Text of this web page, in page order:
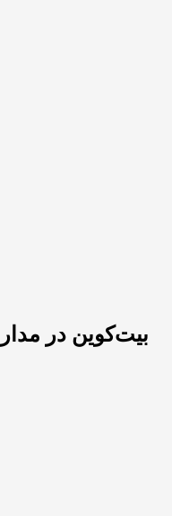
بیت‌کوین در مدار